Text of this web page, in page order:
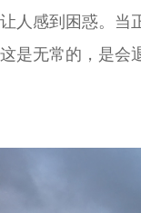
让人感到困惑。当
这是无常的，是会